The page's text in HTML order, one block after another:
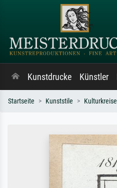
Kunstdrucke Künstler
Startseite Kunststile Kulturkreise